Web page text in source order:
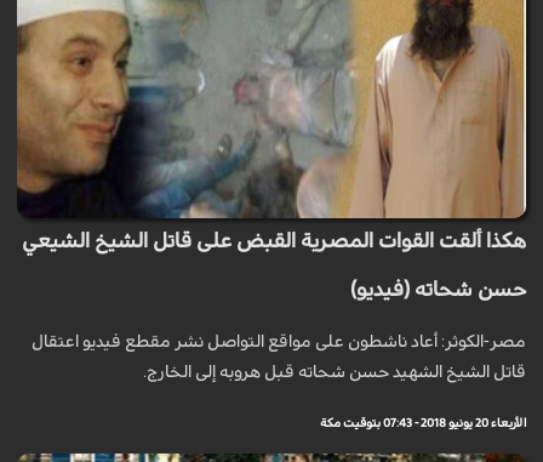
هكذا ألقت القوات المصرية القبض على قاتل الشيخ الشيعي
حسن شحاته (فيديو)
مصر-الكوثر: أعاد ناشطون علی مواقع التواصل نشر مقطع فیدیو اعتقال
قاتل الشيخ الشهيد حسن شحاته قبل هروبه إلى الخارج.
الأربعاء 20 يونيو 2018 - 07:43 بتوقيت مكة